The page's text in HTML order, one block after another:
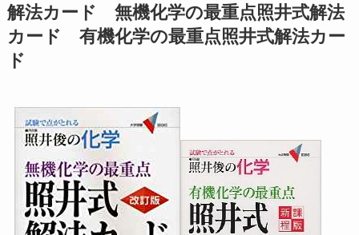
解法カード 無機化学の最重点照井式解法
カード 有機化学の最重点照井式解法カー
ド